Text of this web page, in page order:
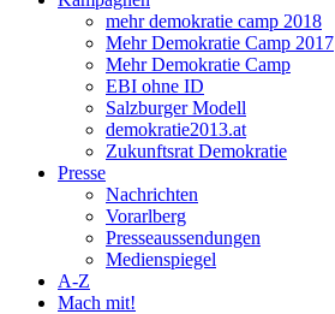
mehr demokratie camp 2018
Mehr Demokratie Camp 2017
Mehr Demokratie Camp
EBI ohne ID
Salzburger Modell
demokratie2013.at
Zukunftsrat Demokratie
Presse
Nachrichten
Vorarlberg
Presseaussendungen
Medienspiegel
A-Z
Mach mit!